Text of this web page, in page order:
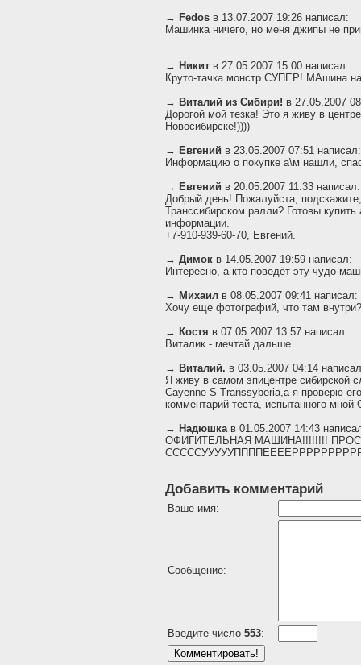
→ Fedos в 13.07.2007 19:26 написал:
Машинка ничего, но меня джипы не
→ Никит в 27.05.2007 15:00 написал:
Круто-тачка монстр СУПЕР! МАшина
→ Виталий из Сибири! в 27.05.2007
Дорогой мой тезка! Это я живу в
Новосибирске!))))
→ Евгений в 23.05.2007 07:51 написал:
Информацию о покупке а\м нашли,
→ Евгений в 20.05.2007 11:33 написал:
Добрый день! Пожалуйста,
Транссибирском ралли? Готовы
информации.
+7-910-939-60-70, Евгений.
→ Димок в 14.05.2007 19:59 написал:
Интересно, а кто поведёт эту чудо-
→ Михаил в 08.05.2007 09:41 написал:
Хочу еще фотографий, что там
→ Костя в 07.05.2007 13:57 написал:
Виталик - мечтай дальше
→ Виталий. в 03.05.2007 04:14
Я живу в самом эпицентре сибирской
Cayenne S Transsyberia,а я проверю
комментарий теста, испытанного мной
→ Надюшкав 01.05.2007 14:43
ОФИГИТЕЛЬНАЯ МАШИНА!!!!!!!!
Добавить комментарий
Ваше имя:
Сообщение:
Введите число 553: